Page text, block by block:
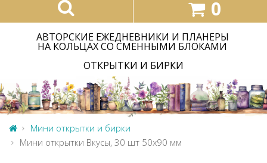
0
АВТОРСКИЕ ЕЖЕДНЕВНИКИ И ПЛАНЕРЫ
НА КОЛЬЦАХ СО СМЕННЫМИ БЛОКАМИ
ОТКРЫТКИ И БИРКИ
Мини открытки и бирки
Мини открытки Вкусы, 30 шт 50х90 мм